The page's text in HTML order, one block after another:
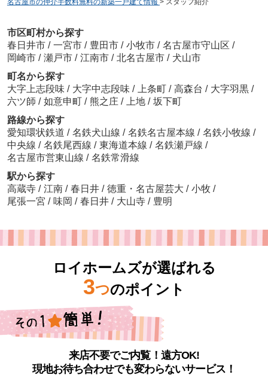
名古屋市の仲介手数料無料の新築一戸建て情報 > スタッフ紹介
市区町村から探す
春日井市 / 一宮市 / 豊田市 / 小牧市 / 名古屋市守山区 /
岡崎市 / 瀬戸市 / 江南市 / 北名古屋市 / 犬山市
町名から探す
大字上志段味 / 大字中志段味 / 上条町 / 高森台 / 大字羽黒 /
六ツ師 / 如意申町 / 熊之庄 / 上地 / 坂下町
路線から探す
愛知環状鉄道 / 名鉄犬山線 / 名鉄名古屋本線 / 名鉄小牧線 /
中央線 / 名鉄尾西線 / 東海道本線 / 名鉄瀬戸線 /
名古屋市営東山線 / 名鉄常滑線
駅から探す
高蔵寺 / 江南 / 春日井 / 徳重・名古屋芸大 / 小牧 /
尾張一宮 / 味岡 / 春日井 / 大山寺 / 豊明
ロイホームズが選ばれる
3つのポイント
来店不要でご内覧！遠方OK!
現地お待ち合わせでも変わらないサービス！